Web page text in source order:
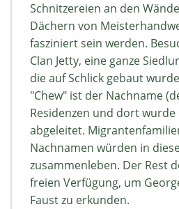
Schnitzereien an den
Dächern von
fasziniert sein werden.
Clan Jetty, eine ganze
die auf Schlick gebaut
"Chew" ist der Nachname
Residenzen und dort
abgeleitet.
Nachnamen würden in
zusammenleben. Der Rest
freien Verfügung, um
Faust zu erkunden.